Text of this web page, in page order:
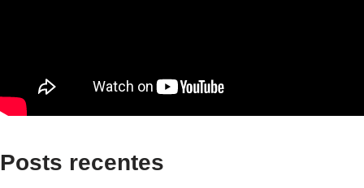
Posts recentes